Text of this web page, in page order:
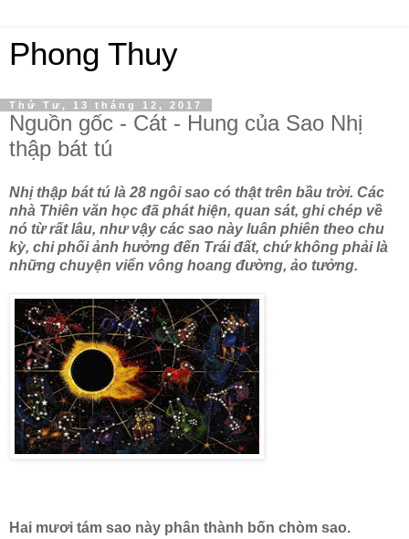
Phong Thuy
Thứ Tư, 13 tháng 12, 2017
Nguồn gốc - Cát - Hung của Sao Nhị
thập bát tú
Nhị thập bát tú là 28 ngôi sao có thật trên bầu trời. Các
nhà Thiên văn học đã phát hiện, quan sát, ghi chép về
nó từ rất lâu, như vậy các sao này luân phiên theo chu
kỳ, chi phối ảnh hưởng đến Trái đất, chứ không phải là
những chuyện viển vông hoang đường, ảo tưởng.
Hai mươi tám sao này phân thành bốn chòm sao.